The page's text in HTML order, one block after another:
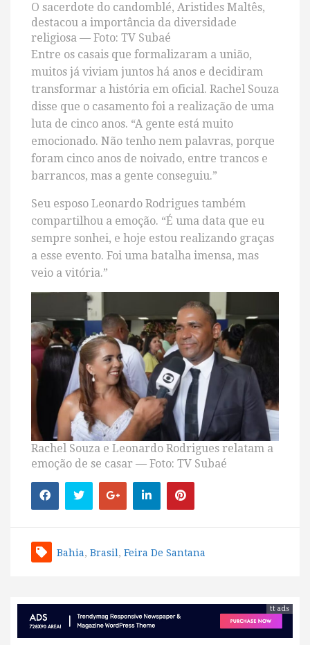
O sacerdote do candomblé, Aristides Maltês,
destacou a importância da diversidade
religiosa — Foto: TV Subaé
Entre os casais que formalizaram a união,
muitos já viviam juntos há anos e decidiram
transformar a história em oficial. Rachel Souza
disse que o casamento foi a realização de uma
luta de cinco anos. “A gente está muito
emocionado. Não tenho nem palavras, porque
foram cinco anos de noivado, entre trancos e
barrancos, mas a gente conseguiu.”
Seu esposo Leonardo Rodrigues também
compartilhou a emoção. “É uma data que eu
sempre sonhei, e hoje estou realizando graças
a esse evento. Foi uma batalha imensa, mas
veio a vitória.”
Rachel Souza e Leonardo Rodrigues relatam a
emoção de se casar — Foto: TV Subaé
Bahia, Brasil , Feira De Santana
tt ads